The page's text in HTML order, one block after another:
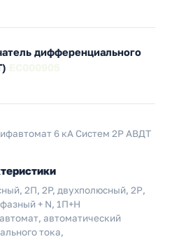
дифференциального
6 кА Систем 2P АВДТ
2П, 2P, двухполюсный, 2Р,
+ N, 1П+Н
автоматический
тока,